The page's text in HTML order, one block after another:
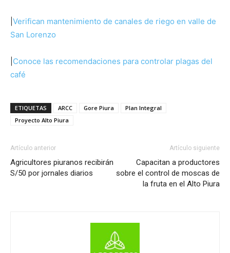
Verifican mantenimiento de canales de riego en valle de
San Lorenzo
Conoce las recomendaciones para controlar plagas del
café
ETIQUETAS ARCC Gore Piura
Plan Integral
Proyecto Alto Piura
Artículo anterior
Agricultores piuranos recibirán
S/50 por jornales diarios
Artículo siguiente
Capacitan a productores
sobre el control de moscas de
la fruta en el Alto Piura